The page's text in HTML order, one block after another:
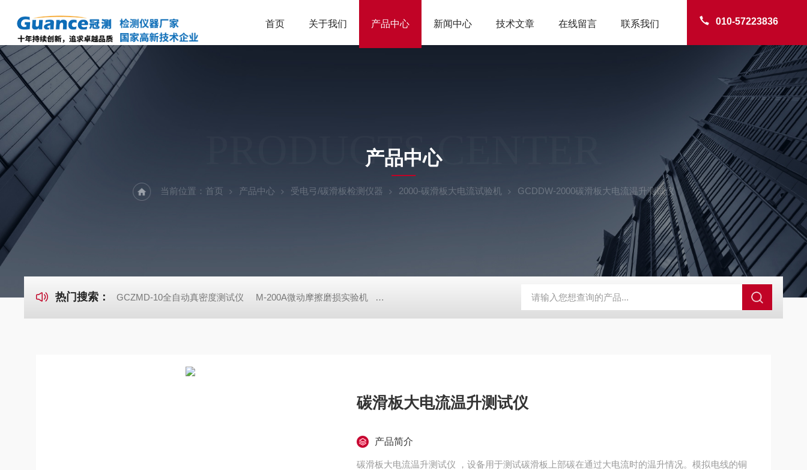
010-57223836
首页 关于我们 产品中心 新闻中心 技术文章 在线留言 联系我们
PRODUCTS CENTER
产品中心
当前位置： 首页 产品中心 受电弓/碳滑板检测仪器 2000-碳滑板大电流试验机 GCDDW-2000碳滑板大电流温升测试仪
热门搜索： GCZMD-10全自动真密度测试仪 M-200A微动摩擦磨损实验机 GCDDJ-50Kv电压击穿试验仪-微机控制 GCDDJ-50Kv绝缘材料电压击穿强度试验机 GCDDJ-100Kv
碳滑板大电流温升测试仪
产品简介
碳滑板大电流温升测试仪 ，设备用于测试碳滑板上部碳在通过大电流时的温升情况。模拟电线的铜